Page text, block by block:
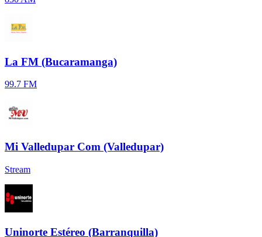
La FM (Bucaramanga)
99.7 FM
Mi Valledupar Com (Valledupar)
Stream
Uninorte Estéreo (Barranquilla)